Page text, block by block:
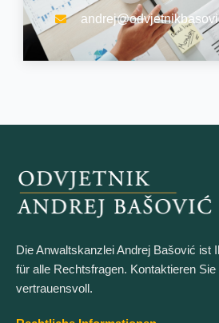
Die Anwaltskanzlei Andrej Bašović ist
für alle Rechtsfragen. Kontaktieren Sie
vertrauensvoll.